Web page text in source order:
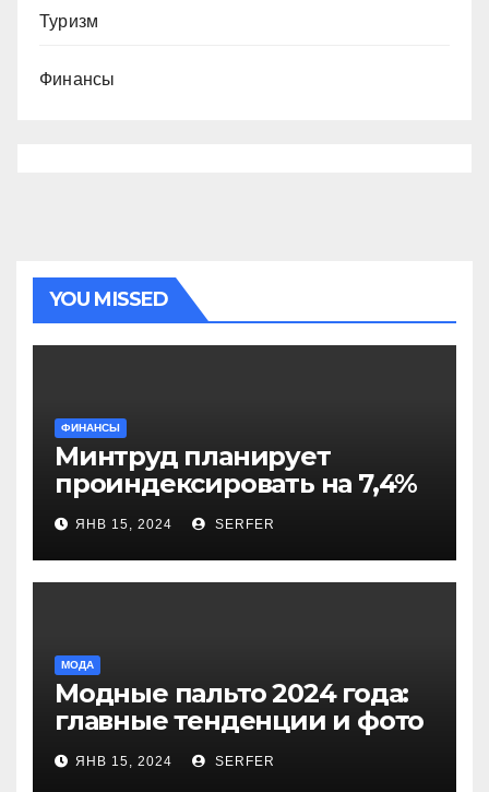
Туризм
Финансы
YOU MISSED
ФИНАНСЫ
Минтруд планирует
проиндексировать на 7,4%
более 40 выплат и
компенсаций
ЯНВ 15, 2024 SERFER
МОДА
Модные пальто 2024 года:
главные тенденции и фото
новинок
ЯНВ 15, 2024 SERFER